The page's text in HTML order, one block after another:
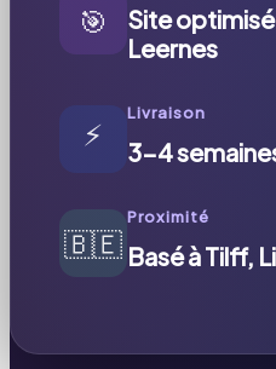
🎯
Site
Leernes
⚡
Livraison
3-4
🇧🇪
Proximité
Basé à Tilff,